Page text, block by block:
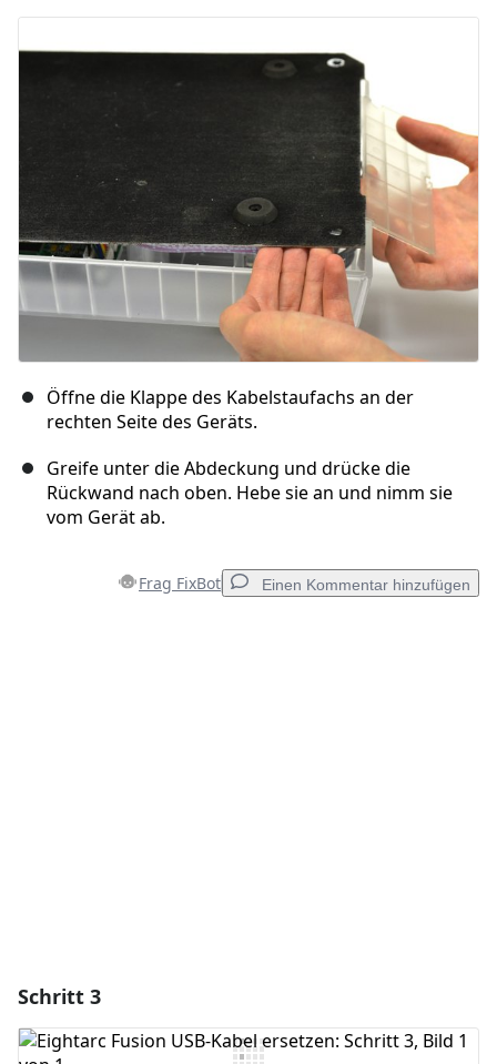
Kommentieren
Öffne die Klappe des Kabelstaufachs an der
rechten Seite des Geräts.
Greife unter die Abdeckung und drücke die
Rückwand nach oben. Hebe sie an und nimm sie
vom Gerät ab.
Frag FixBot Einen Kommentar hinzufügen
Schritt 3